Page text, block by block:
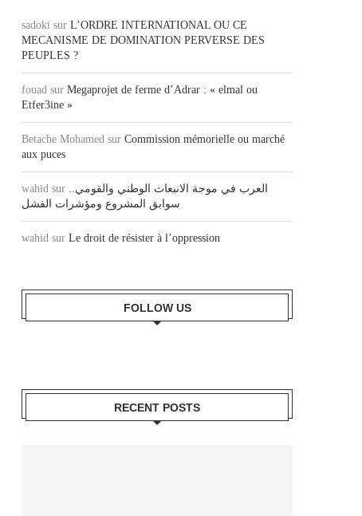
sadoki sur L’ORDRE INTERNATIONAL OU CE
MECANISME DE DOMINATION PERVERSE DES
PEUPLES ?
fouad sur Megaprojet de ferme d’Adrar : « elmal ou
Etfer3ine »
Betache Mohamed sur Commission mémorielle ou marché
aux puces
wahid sur العرب في موجة الانبعاث الوطني والقومي..
سوابق المشروع ومؤشرات الفشل
wahid sur Le droit de résister à l’oppression
FOLLOW US
RECENT POSTS